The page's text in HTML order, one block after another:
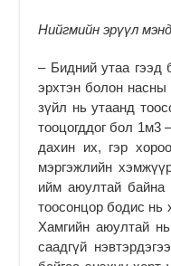
Нийгмийн эрүүл
– Бидний утаа гээд
эрхтэн болон насны
зүйл нь утаанд
тооцогддог бол 1м3
дахин их, гэр
мэргэжлийн
ийм аюултай
тоосонцор бодис нь
Хамгийн аюултай
саадгүй